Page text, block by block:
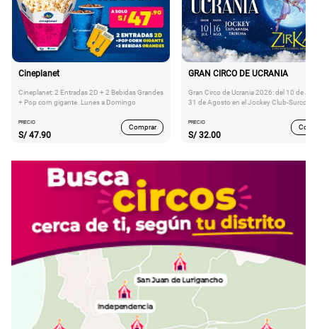
Cineplanet
Cineplanet: 2 Entradas 2D + 2 Bebidas Grandes
+ Pop corn gigante. Lunes a Domingo
PRECIO
S/ 47.90
Comprar
GRAN CIRCO DE UCRANIA
Gran Circo de Ucrania 2026: del 10 de
31 de Agosto en el Jockey Club-Surco
PRECIO
S/ 32.00